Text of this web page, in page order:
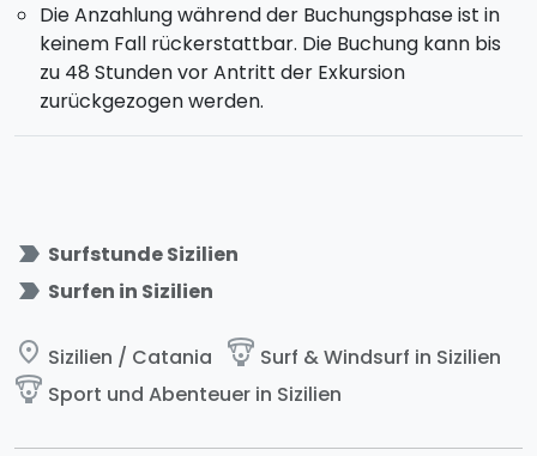
Die Anzahlung während der Buchungsphase ist in
keinem Fall rückerstattbar. Die Buchung kann bis
zu 48 Stunden vor Antritt der Exkursion
zurückgezogen werden.
label_important Surfstunde Sizilien
label_important Surfen in Sizilien
place Sizilien / Catania paragliding Surf & Windsurf in Sizilien
paragliding Sport und Abenteuer in Sizilien